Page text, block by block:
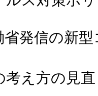
省発信の新
考え方の見